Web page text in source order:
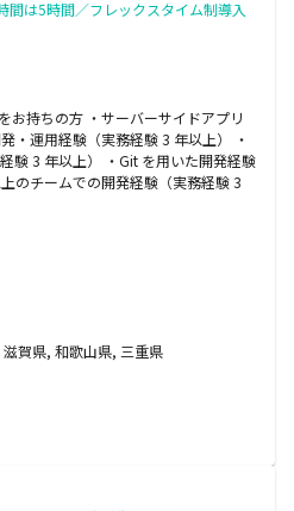
間は5時間／フレックスタイム制導入
お持ちの方 ・サーバーサイドアプリ
・運用経験（実務経験 3 年以上） ・
験 3 年以上） ・Git を用いた開発経験
のチームでの開発経験（実務経験 3
賀県, 和歌山県, 三重県